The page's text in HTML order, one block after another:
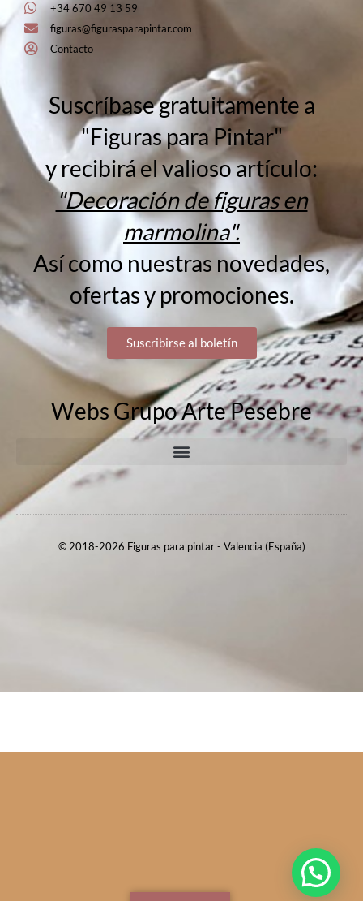
+34 670 49 13 59
figuras@figurasparapintar.com
Contacto
Suscríbase gratuitamente a
"Figuras para Pintar"
y recibirá el valioso artículo:
"Decoración de figuras en
marmolina".
Así como nuestras novedades,
ofertas y promociones.
Suscribirse al boletín
Webs Grupo Arte Pesebre
© 2018-2026 Figuras para pintar - Valencia (España)